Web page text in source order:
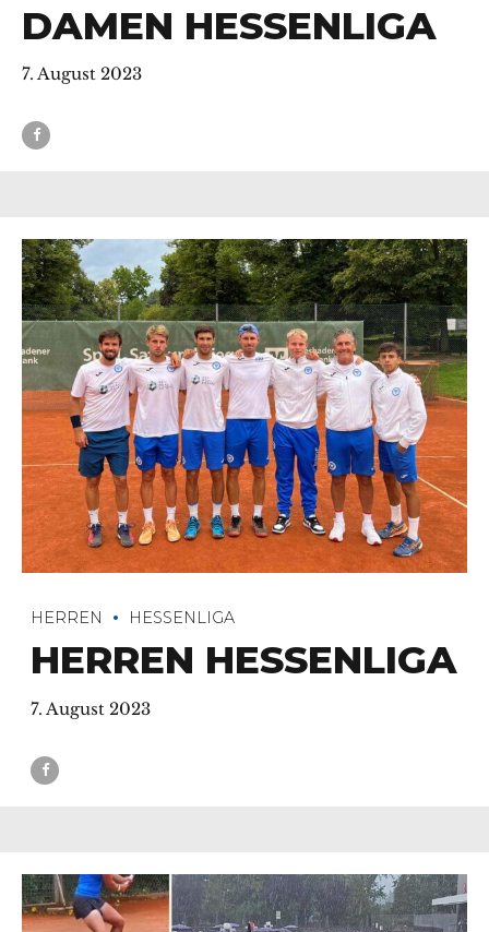
DAMEN HESSENLIGA
7. August 2023
HERREN HESSENLIGA
HERREN HESSENLIGA
7. August 2023